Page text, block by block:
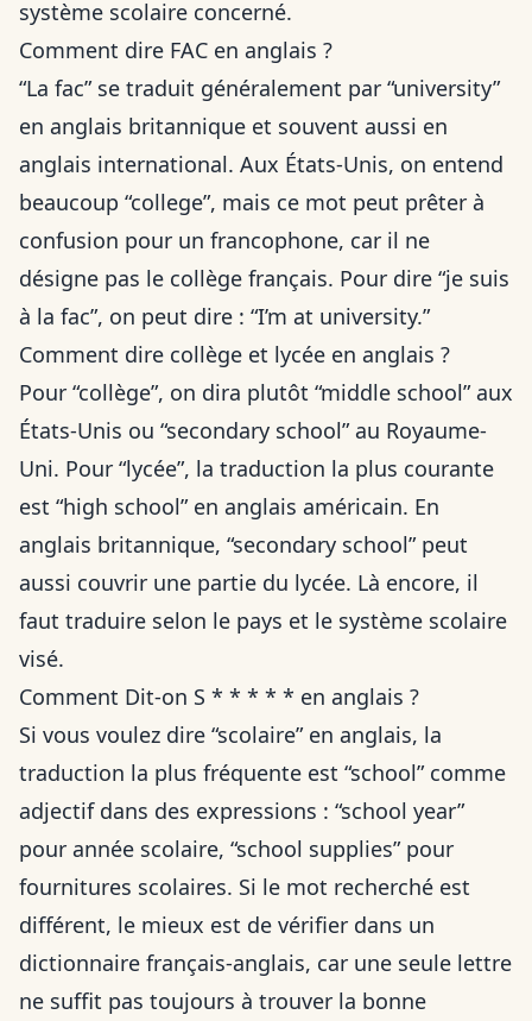
système scolaire concerné.
Comment dire FAC en anglais ?
“La fac” se traduit généralement par “university”
en anglais britannique et souvent aussi en
anglais international. Aux États-Unis, on entend
beaucoup “college”, mais ce mot peut prêter à
confusion pour un francophone, car il ne
désigne pas le collège français. Pour dire “je suis
à la fac”, on peut dire : “I’m at university.”
Comment dire collège et lycée en anglais ?
Pour “collège”, on dira plutôt “middle school” aux
États-Unis ou “secondary school” au Royaume-
Uni. Pour “lycée”, la traduction la plus courante
est “high school” en anglais américain. En
anglais britannique, “secondary school” peut
aussi couvrir une partie du lycée. Là encore, il
faut traduire selon le pays et le système scolaire
visé.
Comment Dit-on S * * * * * en anglais ?
Si vous voulez dire “scolaire” en anglais, la
traduction la plus fréquente est “school” comme
adjectif dans des expressions : “school year”
pour année scolaire, “school supplies” pour
fournitures scolaires. Si le mot recherché est
différent, le mieux est de vérifier dans un
dictionnaire français-anglais, car une seule lettre
ne suffit pas toujours à trouver la bonne